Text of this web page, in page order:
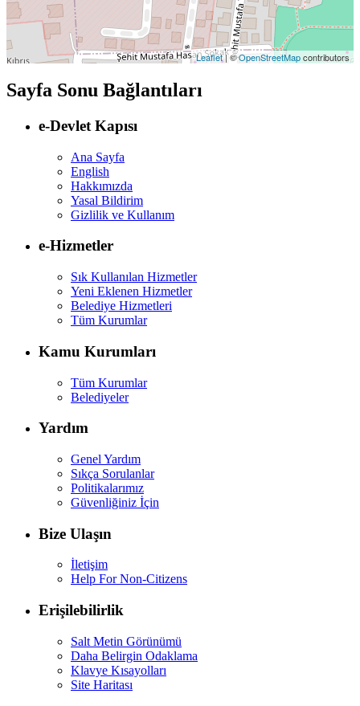
Leaflet| ©OpenStreetMapcontributors
Sayfa Sonu Bağlantıları
e-Devlet Kapısı
Ana Sayfa
English
Hakkımızda
Yasal Bildirim
Gizlilik ve Kullanım
e-Hizmetler
Sık Kullanılan Hizmetler
Yeni Eklenen Hizmetler
Belediye Hizmetleri
Tüm Kurumlar
Kamu Kurumları
Tüm Kurumlar
Belediyeler
Yardım
Genel Yardım
Sıkça Sorulanlar
Politikalarımız
Güvenliğiniz İçin
Bize Ulaşın
İletişim
Help For Non-Citizens
Erişilebilirlik
Salt Metin Görünümü
Daha Belirgin Odaklama
Klavye Kısayolları
Site Haritası